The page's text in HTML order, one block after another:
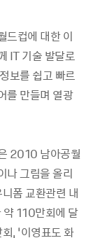
드컵에 대한 이
IT 기술 발달로
보를 쉽고 빠르
를 만들며 열광
2010 남아공월
나 그림을 올리
폼 교환관련 내
약 110만회에 달
, ‘이영표도 화